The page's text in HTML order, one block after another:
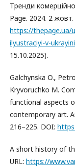
Тренди
Page. 2024. 2 жовт.
https://thepage.ua/
ilyustraciyi-v-
15.10.2025).
Galchynska O.,
Kryvoruchko M.
functional aspects
contemporary art.
216–225. DOI:
A short history of
URL: https://